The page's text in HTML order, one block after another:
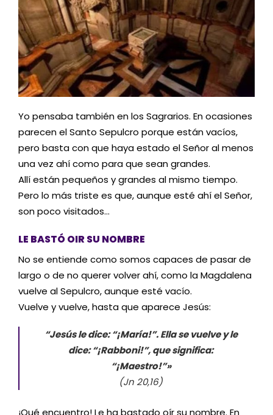
Yo pensaba también en los Sagrarios. En ocasiones
parecen el Santo Sepulcro porque están vacíos,
pero basta con que haya estado el Señor al menos
una vez ahí como para que sean grandes.
Allí están pequeños y grandes al mismo tiempo.
Pero lo más triste es que, aunque esté ahí el Señor,
son poco visitados…
LE BASTÓ OIR SU NOMBRE
No se entiende como somos capaces de pasar de
largo o de no querer volver ahí, como la Magdalena
vuelve al Sepulcro, aunque esté vacío.
Vuelve y vuelve, hasta que aparece Jesús:
“Jesús le dice: “¡María!”. Ella se vuelve y le
dice: “¡Rabboni!”, que significa:
“¡Maestro!”»
(Jn 20,16)